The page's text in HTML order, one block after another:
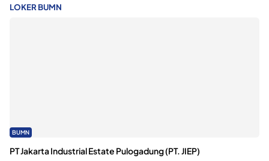
LOKER BUMN
BUMN
PT Jakarta Industrial Estate Pulogadung (PT. JIEP)